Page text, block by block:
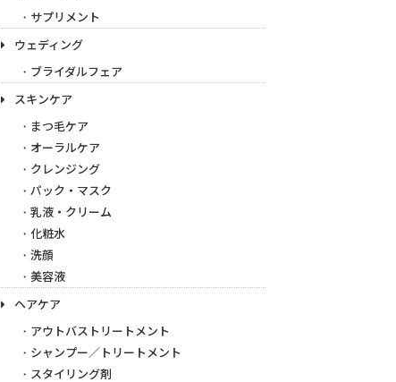
サプリメント
ウェディング
ブライダルフェア
スキンケア
まつ毛ケア
オーラルケア
クレンジング
パック・マスク
乳液・クリーム
化粧水
洗顔
美容液
ヘアケア
アウトバストリートメント
シャンプー／トリートメント
スタイリング剤